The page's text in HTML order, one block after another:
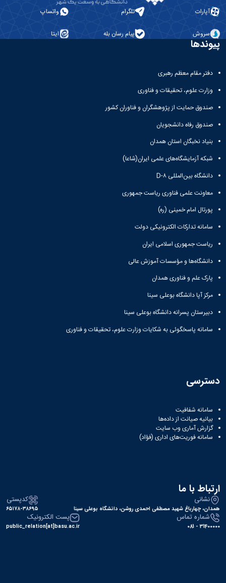
آپارات تلگرام واتساپ
سروش پیام رسان بله ایتا
پیوندها
دفتر مقام معظم رهبری
وزارت علوم، تحقیقات و فناوری
صندوق حمایت از پژوهشگران و فناوران کشور
صندوق رفاه دانشجویان
بنیاد نخبگان استان همدان
شبکه آزمایشگاه‌های علمی ایران(شاعا)
دانشگاه بین‌المللی D-۸
معاونت علمی فناوری ریاست جمهوری
پورتال امام خمینی (ره)
سامانه تدارکات الکترونیکی دولت
ریاست جمهوری اسلامی ایران
دانشگاه‌ها و مؤسسات آموزش عالی
پارک علم و فناوری همدان
مرکز آپا دانشگاه بوعلی سینا
دبیرستان پسرانه دانشگاه بوعلی سینا
سامانه پاسخگوئی به شکایات وزارت علوم، تحقیقات و فناوری
دسترسی
سامانه شفافیت
بیانیه صیانت از داده‌ها
گزارش آماری وب‌ سایت
سامانه فوریت‌های اداری (فؤاد)
ارتباط با ما
نشانی
همدان، چهارباغ شهید مصطفی احمدی روشن، دانشگاه بوعلی سینا
کدپستی
۶۵۱۷۸-۳۸۶۹۵
شماره تماس
31400000 - 081
پست الکترونیک
public_relation[at]basu.ac.ir